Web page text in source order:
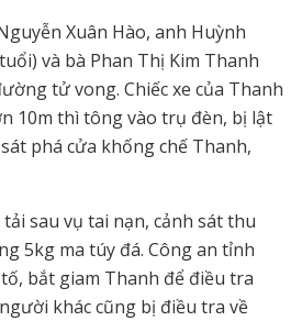
Xuân Hào, anh Huỳnh
và bà Phan Thị Kim Thanh
tử vong. Chiếc xe của Thanh
10m thì tông vào trụ đèn, bị lật
phá cửa khống chế Thanh,
sau vụ tai nạn, cảnh sát thu
5kg ma túy đá. Công an tỉnh
bắt giam Thanh để điều tra
khác cũng bị điều tra về